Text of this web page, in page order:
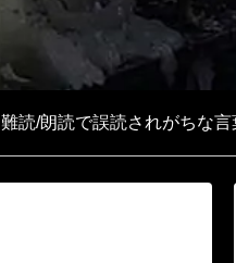
難読/朗読で誤読されがちな言